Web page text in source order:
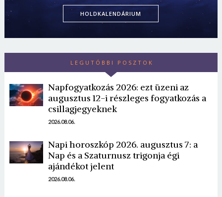
HOLDKALENDÁRIUM
LEGUTÓBBI POSZTOK
Napfogyatkozás 2026: ezt üzeni az
augusztus 12-i részleges fogyatkozás a
csillagjegyeknek
2026.08.06.
Napi horoszkóp 2026. augusztus 7: a
Nap és a Szaturnusz trigonja égi
ajándékot jelent
2026.08.06.